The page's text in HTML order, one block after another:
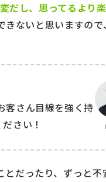
だし、思ってるより
きないと思いますので
客さん目線を強く持
さい！
だったり、ずっと不